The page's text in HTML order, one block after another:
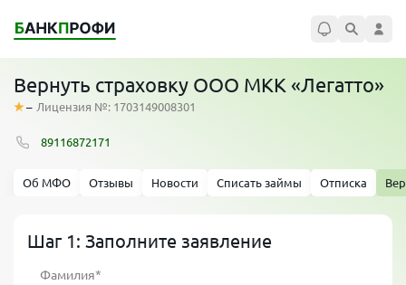
Вернуть страховку ООО МКК «Легатто»
– Лицензия №: 1703149008301
89116872171
Об МФО Отзывы Новости Списать займы Отписка
Шаг 1: Заполните заявление
Фамилия*